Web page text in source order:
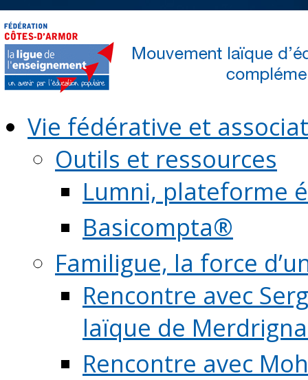
Vie fédérative et
Outils et ressources
Lumni, plateforme
Basicompta®
Familigue, la force
Rencontre avec
laïque de
Rencontre avec